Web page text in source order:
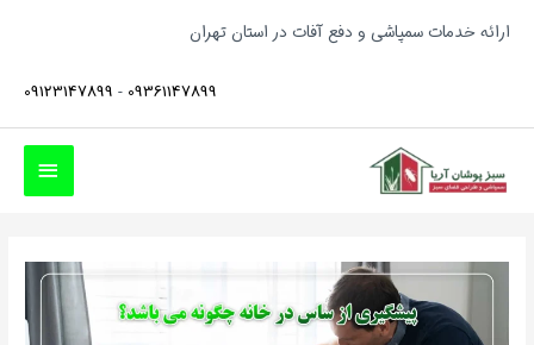
ارائه خدمات سمپاشی و دفع آفات در استان تهران
09361147899
-
09123147899
نوشته‌ها